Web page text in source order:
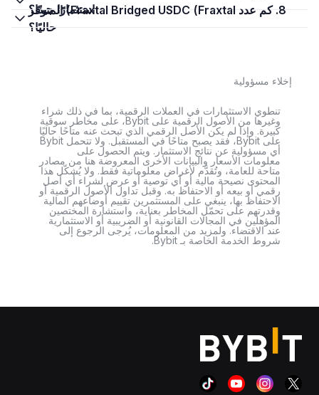
استثمارًا جيدًا؟
8. كم عدد Fraxtal Bridged USDC (Fraxtal) المتوفر
حاليًا؟
إخلاء مسؤولية
تنطوي الاستثمارات في العملات الرقمية، بما في ذلك شراء
وغيرها من الأصول الرقمية على Bybit، على مخاطر سوقية
كبيرة. وإذا لم يكن الأصل الرقمي الذي تبحث عنه متاحًا حاليًا
على Bybit، فقد يصبح متاحًا في المستقبل. ولا تتحمل Bybit
أي مسؤولية عن نتائج الاستثمار. ويتم الحصول على
معلومات الأسعار والبيانات الأخرى المعروضة هنا من مصادر
متاحة للعامة، وتُقدَّم لأغراض معلوماتية فقط. ولا يُشكّل هذا
المحتوى نصيحة مالية أو أي توصية أو عرض لشراء أي أصل
رقمي أو بيعه أو الاحتفاظ به. وقبل تداول الأصول الرقمية أو
الاحتفاظ بها، ينبغي على المستثمرين تقييم أوضاعهم المالية
وقدرتهم على تحمّل المخاطر بعناية، واستشارة المختصين
المؤهلين في المجالات القانونية أو الضريبية أو الاستثمارية
عند الاقتضاء. ولمزيد من المعلومات، يُرجى الرجوع إلى
شروط الخدمة الخاصة بـ Bybit.